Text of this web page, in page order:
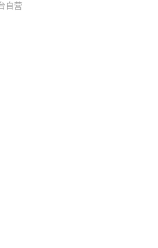
自营